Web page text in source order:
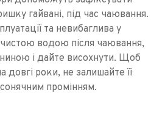
гайвані, під час чаювання.
та невибаглива у
чистою водою після чаювання,
і дайте висохнути. Щоб
роки, не залишайте її
промінням.